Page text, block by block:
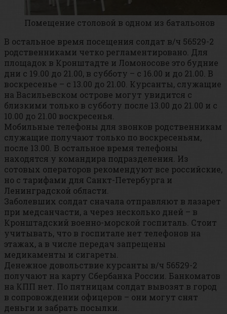
Помещение столовой в одном из батальонов
В остальное время посещения солдат в/ч 56529-2
родственниками четко регламентировано. Для
площадок в Кронштадте и Ломоносове это будние
дни с 19.00 до 21.00, в субботу – с 16.00 и до 21.00. В
воскресенье – с 13.00 до 21.00. Курсанты, служащие
на Васильевском острове могут увидится с
близкими только в субботу после 13.00 до 21.00 и с
10.00 до 21.00 воскресенья.
Мобильные телефоны для звонков родственникам
служащие получают только по воскресеньям,
после 13.00. В остальное время телефоны
находятся у командира подразделения. Из
сотовых операторов рекомендуют все российские,
но с тарифами для Санкт-Петербурга и
Ленинградской области.
Заболевших солдат сначала отправляют в лазарет
при медсанчасти, а через несколько дней – в
Кронштадский военно-морской госпиталь. Стоит
учитывать, что в госпитале нет телефонов на
этажах, а в числе передач запрещены
медикаменты и сигареты.
Денежное довольствие курсанты в/ч 56529-2
получают на карту Сбербанка России. Банкоматов
на КПП нет. По пятницам солдат вывозят в город
в сопровождении офицеров – они могут снят
деньги и забрать посылки.